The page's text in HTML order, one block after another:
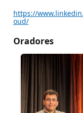
https://
oud/
Oradores